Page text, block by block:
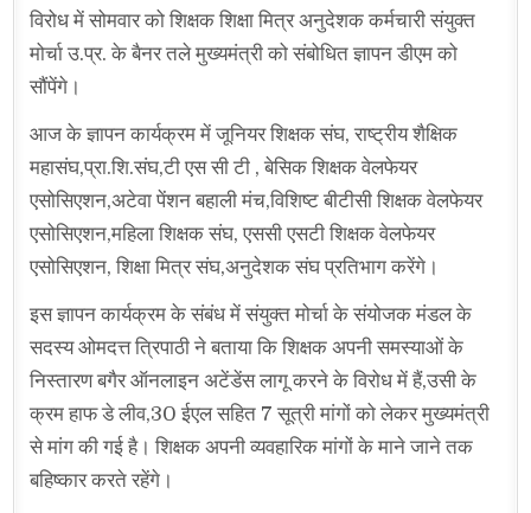
विरोध में सोमवार को शिक्षक शिक्षा मित्र अनुदेशक कर्मचारी संयुक्त
मोर्चा उ.प्र. के बैनर तले मुख्यमंत्री को संबोधित ज्ञापन डीएम को
सौंपेंगे।
आज के ज्ञापन कार्यक्रम में जूनियर शिक्षक संघ, राष्ट्रीय शैक्षिक
महासंघ,प्रा.शि.संघ,टी एस सी टी , बेसिक शिक्षक वेलफेयर
एसोसिएशन,अटेवा पेंशन बहाली मंच,विशिष्ट बीटीसी शिक्षक वेलफेयर
एसोसिएशन,महिला शिक्षक संघ, एससी एसटी शिक्षक वेलफेयर
एसोसिएशन, शिक्षा मित्र संघ,अनुदेशक संघ प्रतिभाग करेंगे।
इस ज्ञापन कार्यक्रम के संबंध में संयुक्त मोर्चा के संयोजक मंडल के
सदस्य ओमदत्त त्रिपाठी ने बताया कि शिक्षक अपनी समस्याओं के
निस्तारण बगैर ऑनलाइन अटेंडेंस लागू करने के विरोध में हैं,उसी के
क्रम हाफ डे लीव,30 ईएल सहित 7 सूत्री मांगों को लेकर मुख्यमंत्री
से मांग की गई है। शिक्षक अपनी व्यवहारिक मांगों के माने जाने तक
बहिष्कार करते रहेंगे।